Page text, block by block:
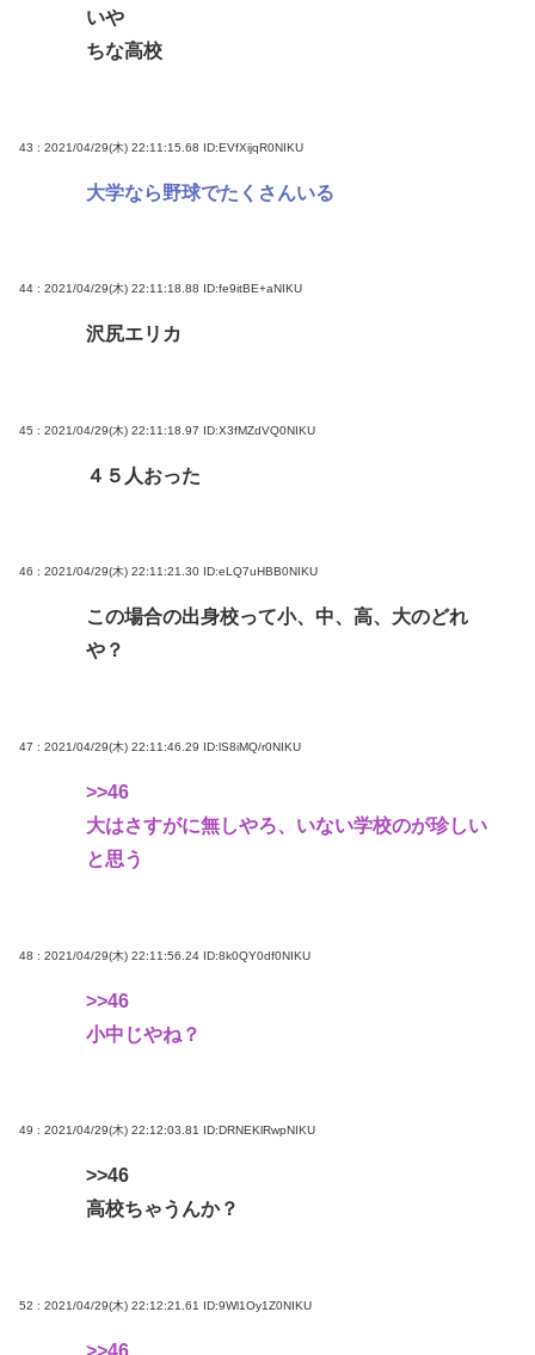
いや
ちな高校
43 : 2021/04/29(木) 22:11:15.68 ID:EVfXijqR0NIKU
大学なら野球でたくさんいる
44 : 2021/04/29(木) 22:11:18.88 ID:fe9itBE+aNIKU
沢尻エリカ
45 : 2021/04/29(木) 22:11:18.97 ID:X3fMZdVQ0NIKU
４５人おった
46 : 2021/04/29(木) 22:11:21.30 ID:eLQ7uHBB0NIKU
この場合の出身校って小、中、高、大のどれ
や？
47 : 2021/04/29(木) 22:11:46.29 ID:lS8iMQ/r0NIKU
>>46
大はさすがに無しやろ、いない学校のが珍しい
と思う
48 : 2021/04/29(木) 22:11:56.24 ID:8k0QY0df0NIKU
>>46
小中じやね？
49 : 2021/04/29(木) 22:12:03.81 ID:DRNEKlRwpNIKU
>>46
高校ちゃうんか？
52 : 2021/04/29(木) 22:12:21.61 ID:9Wl1Oy1Z0NIKU
>>46